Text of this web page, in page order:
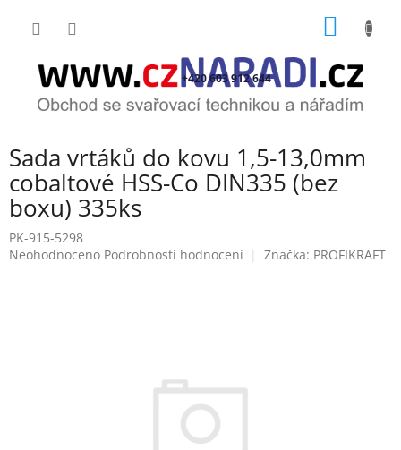
+420 603 912 644
Sada vrtáků do kovu 1,5-13,0mm
cobaltové HSS-Co DIN335 (bez
boxu) 335ks
PK-915-5298
Průměrné
Neohodnoceno Podrobnosti hodnocení Značka: PROFIKRAFT